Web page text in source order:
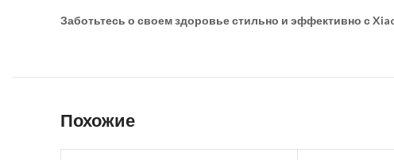
Заботьтесь о своем здоровье стильно и эффективно с
Похожие